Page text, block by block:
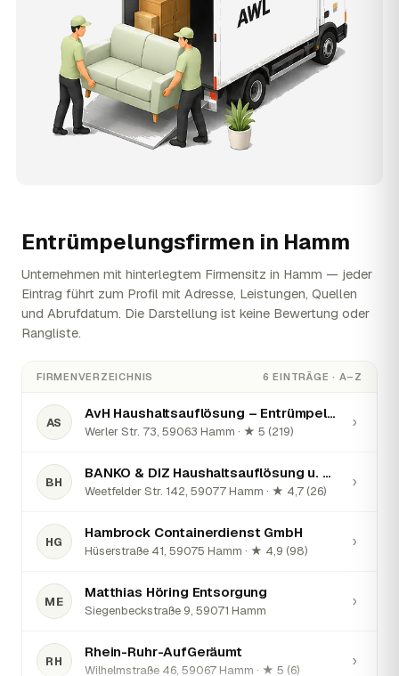
Entrümpelungsfirmen in Hamm
Unternehmen mit hinterlegtem Firmensitz in Hamm — jeder
Eintrag führt zum Profil mit Adresse, Leistungen, Quellen
und Abrufdatum. Die Darstellung ist keine Bewertung oder
Rangliste.
FIRMENVERZEICHNIS 6 EINTRÄGE · A–Z
AS
AvH Haushaltsauflösung – Entrümpelung – Ankauf von Antik und Sammlungen
Werler Str. 73, 59063 Hamm · ★ 5 (219)
›
BH
BANKO & DIZ Haushaltsauflösung u. Hausmeisterservice
Weetfelder Str. 142, 59077 Hamm · ★ 4,7 (26)
›
HG
Hambrock Containerdienst GmbH
Hüserstraße 41, 59075 Hamm · ★ 4,9 (98)
›
ME
Matthias Höring Entsorgung
Siegenbeckstraße 9, 59071 Hamm
›
RH
Rhein-Ruhr-AufGeräumt
Wilhelmstraße 46, 59067 Hamm · ★ 5 (6)
›